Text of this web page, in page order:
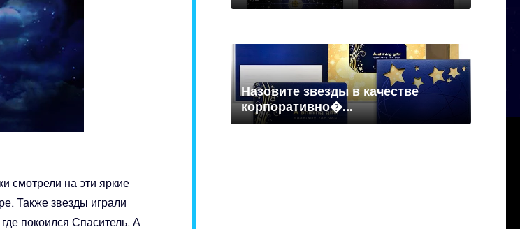
смотрели на эти яркие
Также звезды играли
покоился Спаситель. А
Назовите звезды в качестве
корпоративно�...